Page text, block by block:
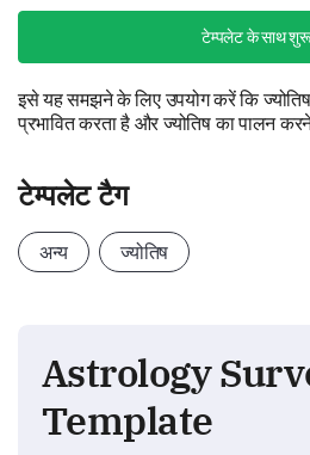
टेम्पलेट के साथ
इसे यह समझने के लिए उपयोग करें कि
प्रभावित करता है और ज्योतिष का पालन
टेम्पलेट टैग
अन्य ज्योतिष
Astrology
Template